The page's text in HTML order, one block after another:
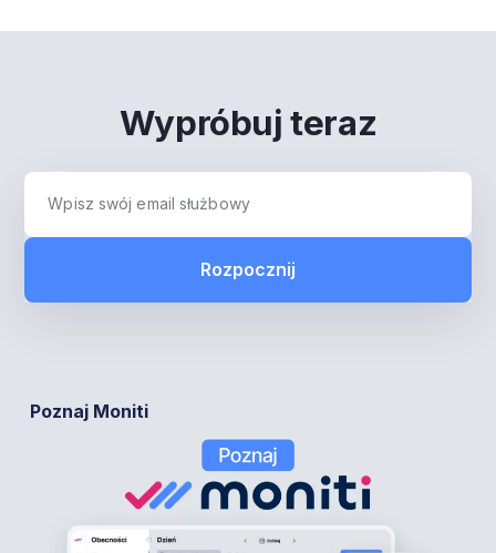
Wypróbuj teraz
Rozpocznij
Poznaj Moniti